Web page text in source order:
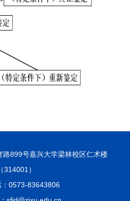
路899号嘉兴大学梁林校区仁术楼
（314001）
：0573-83643806